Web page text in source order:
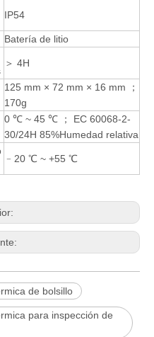
IP54
Batería de litio
＞ 4H
125 mm × 72 mm × 16 mm ；
170g
0 ℃ ~ 45 ℃ ； EC 60068-2-
30/24H 85%Humedad relativa
﹣20 ℃ ~ +55 ℃
de bolsillo
para inspección de